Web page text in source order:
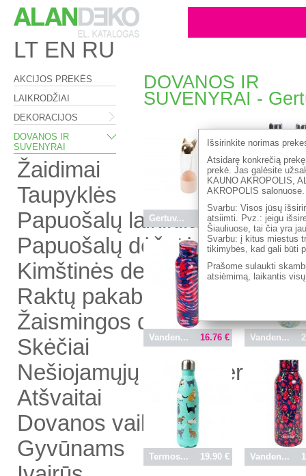
LT EN RU
DOVANOS IR
SUVENYRAI -
Išsirinkite norimas
Atsidarę konkrečią
prekė. Jas galėsite
KAUNO AKROPOLIS,
AKROPOLIS salonuose.
Svarbu: Visos jūsų
atsiimti. Pvz.: jeigu
Šiauliuose, tai čia yra
Svarbu: į kitus miestus
tikimybės, kad gali būti
Prašome sulaukti
atsiėmimą, laikantis
12.50 €
Gertuv... ISO bu...
16.76 €
Vanden... Vanden...
19.90 €
Termos... Vanden...
AKCIJOS PREKĖS
LAIKRODŽIAI
DEKORACIJOS
DOVANOS IR
SUVENYRAI
Žaidimai
Taupyklės
Papuošalų laikikliai
Papuošalų dėžutės
Kimštinės dekoracijos
Raktų pakabukai
Žaismingos dovanos
Skėčiai
Nešiojamųjų kompiuterių
Atšvaitai
Dovanos vaikams
Gyvūnams